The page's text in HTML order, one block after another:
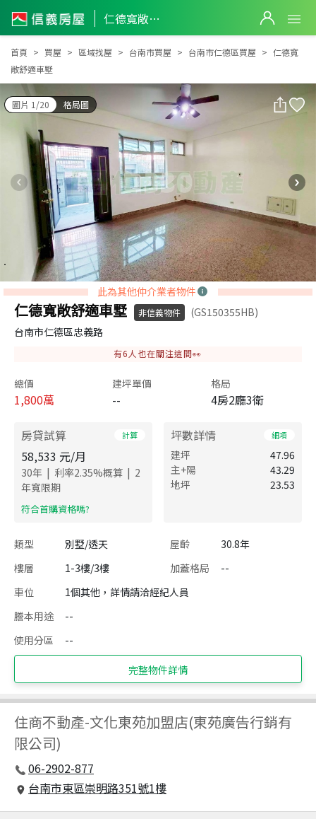
仁德寬敞舒適車墅
仁德寬敞舒適車墅
首頁 買屋 區域找屋 台南市買屋 台南市仁德區買屋
仁德寬
敞舒適車墅
圖片 1/20 格局圖
此為其他仲介業者物件
仁德寬敞舒適車墅 非信義物件
(GS150355HB)
台南市仁德區忠義路
有6 人也在關注這間👀
總價
1,800萬
建坪單價
--
格局
4房2廳3衛
房貸試算 計算
58,533 元/月
30年 | 利率2.35%概算 | 2
年寬限期
​符合首購資格嗎?
坪數詳情 細項
建坪
47.96
主+陽
43.29
地坪
23.53
類型 別墅/透天 屋齡
30.8年
樓層
1-3樓/3樓 加蓋格局
--
車位
1個其他，詳情請洽經紀人員
謄本用途
--
使用分區
--
完整物件詳情
住商不動產-文化東苑加盟店(東苑廣告行銷有
限公司)
06-2902-877
台南市東區崇明路351號1樓